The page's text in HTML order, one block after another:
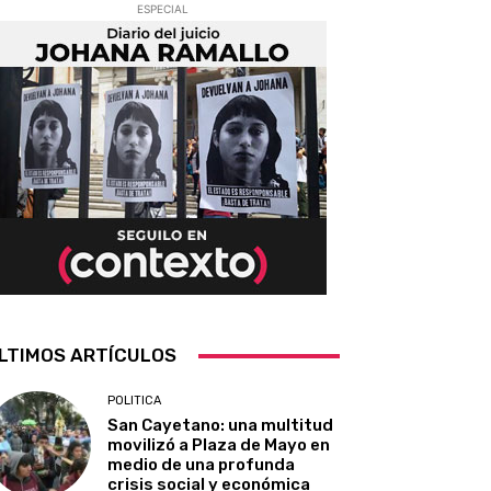
ESPECIAL
ARTÍCULOS
POLITICA
San Cayetano: una multitud
movilizó a Plaza de Mayo en
medio de una profunda
crisis social y económica